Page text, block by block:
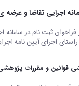
اجرایی تقاضا و
قوانین و مقررات